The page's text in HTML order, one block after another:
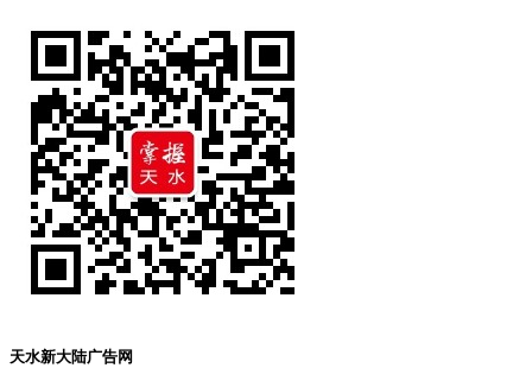
天水新大陆广告网